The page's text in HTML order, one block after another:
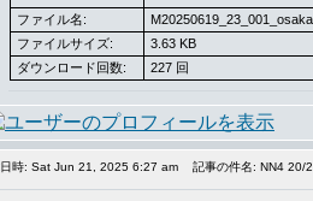
ファイル名:
ファイルサイズ:
3.63 KB
ダウンロード回数:
227 回
日時: Sat Jun 21, 2025 6:27 am 記事の件名: NN4 20/